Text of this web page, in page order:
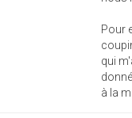
Pour
qui
à la